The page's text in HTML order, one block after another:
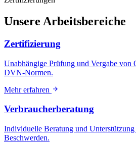
Unsere Arbeitsbereiche
Zertifizierung
Unabhängige Prüfung und Vergabe von
DVN-Normen.
Mehr erfahren
Verbraucherberatung
Individuelle Beratung und
Beschwerden.